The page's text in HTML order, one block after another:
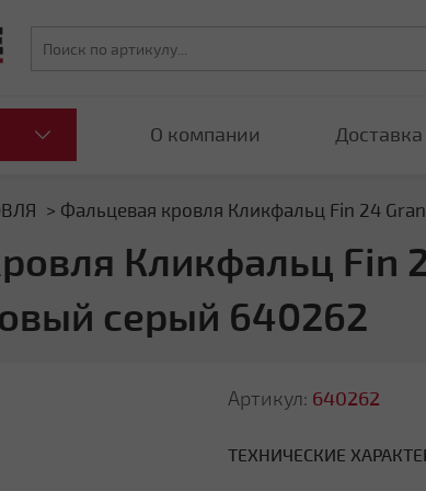
О компании Доставка
Фальцевая кровля Кликфальц Fin 24
Кликфальц Fin
серый 640262
Артикул: 640262
ТЕХНИЧЕСКИЕ